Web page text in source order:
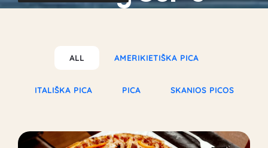
ALL AMERIKIETIŠKA PICA
ITALIŠKA PICA PICA SKANIOS PICOS